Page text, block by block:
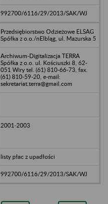
992700/6116/29/2013/SAK/WJ
Przedsiębiorstwo Odzieżowe ELSAG
Spółka z o.o./nElbląg, ul. Mazurska 5
Archiwum-Digitalizacja TERRA
Spółka z o.o. ul. Kościuszki 8, 62-
051 Wiry tel. (61) 810-66-73, fax.
(61) 810-59-20, e-mail:
sekretariat.terra@gmail.com
2001-2003
listy płac z upadłości
992700/6116/29/2013/SAK/WJ